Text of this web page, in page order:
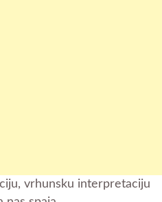
vrhunsku interpretaciju